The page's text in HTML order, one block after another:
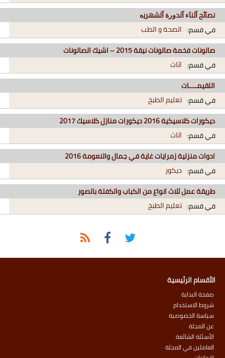
ﻧﺼﺂﺋﺢ ﺁﺛﻨﺂﺀ ﺁﻟﺪﻭﺭﺓ ﺁﻟﺸﻬﺮﻳﻩ
في قسم: الصحة و الطب
صالونات فخمة صالونات نيقة 2015 – اشيك الصالونات
في قسم: اثاث
اللقيمــــات
في قسم: تعليم الطبخ
ديكورات كلاسيكية 2016 ديكورات منازل كلاسيك 2017
في قسم: اثاث
ادوات منزلية زمرايات غاية في جمال والنعومة 2016
في قسم: ديكور
طريقة عمل ثلاث انواع من الكباب والكفتة بالصور
في قسم: تعليم الطبخ
الأقسام الرئيسية
صفحة البداية
شروط الاستخدام
سياسة الخصوصية
عن المجلة
الأسئلة الشائعة
العاملين في المجلة